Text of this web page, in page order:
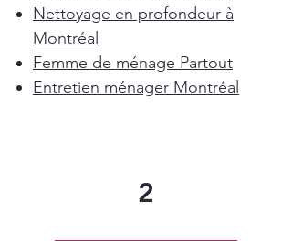
Nettoyage en profondeur à
Montréal
Femme de ménage Partout
Entretien ménager Montréal
2